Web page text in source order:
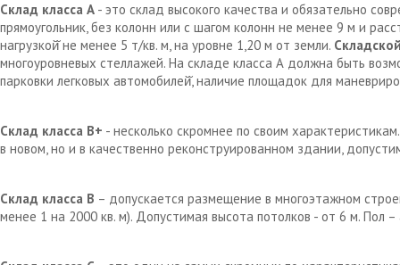
Склад класса А - это склад высокого качества и обязательно
прямоугольник, без колонн или с шагом колонн не менее 9 м и
нагрузкой̆ не менее 5 т/кв. м, на уровне 1,20 м от земли.
многоуровневых стеллажей. На складе класса А должна быть
парковки легковых автомобилей̆, наличие площадок для
Склад класса В+ - несколько скромнее по своим
в новом, но и в качественно реконструированном здании,
Склад класса В – допускается размещение в многоэтажном
менее 1 на 2000 кв. м). Допустимая высота потолков - от 6 м. Пол